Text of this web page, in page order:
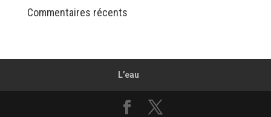
Commentaires récents
L’eau